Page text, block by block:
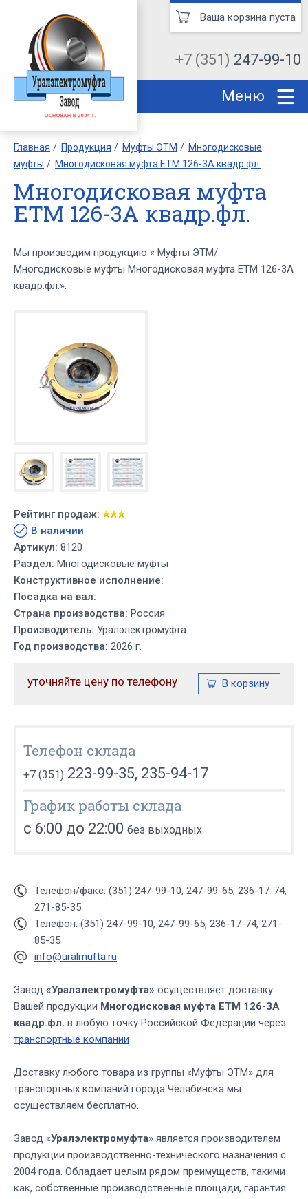
+7 (351) 247-99-10
Ваша корзина пуста
Меню
Главная Продукция Муфты ЭТМ
Многодисковые
муфты
Многодисковая муфта ЕТМ 126-3А квадр.фл.
Многодисковая муфта
ЕТМ 126-3А квадр.фл.
Мы производим продукцию « Муфты ЭТМ/
Многодисковые муфты Многодисковая муфта ЕТМ 126-3А
квадр.фл.».
Рейтинг продаж:
В наличии
Артикул: 8120
Раздел: Многодисковые муфты
Конструктивное исполнение:
Посадка на вал:
Страна производства: Россия
Производитель: Уралэлектромуфта
Год производства: 2026 г.
уточняйте цену по телефону
Телефон склада
+7 (351) 223-99-35, 235-94-17
График работы склада
с 6:00 до 22:00 без выходных
Телефон/факс: (351) 247-99-10, 247-99-65, 236-17-74,
271-85-35
Телефон: (351) 247-99-10, 247-99-65, 236-17-74, 271-
85-35
info@uralmufta.ru
Завод «Уралэлектромуфта» осуществляет доставку
Вашей продукции Многодисковая муфта ЕТМ 126-3А
квадр.фл. в любую точку Российской Федерации через
транспортные компании
Доставку любого товара из группы «Муфты ЭТМ» для
транспортных компаний города Челябинска мы
осуществляем бесплатно.
Завод «Уралэлектромуфта» является производителем
продукции производственно-технического назначения с
2004 года. Обладает целым рядом преимуществ, такими
как, собственные производственные площади, гарантия